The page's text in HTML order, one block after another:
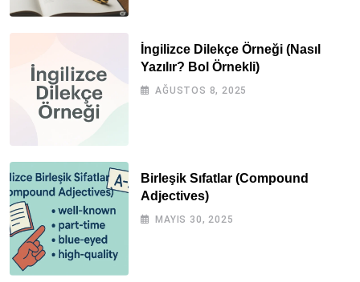
İngilizce Dilekçe Örneği (Nasıl
Yazılır? Bol Örnekli)
AĞUSTOS 8, 2025
Birleşik Sıfatlar (Compound
Adjectives)
MAYIS 30, 2025